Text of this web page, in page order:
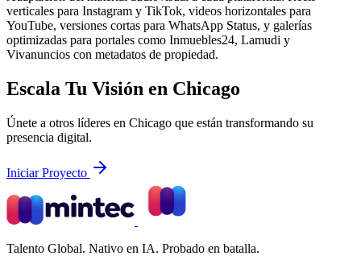
verticales para Instagram y TikTok, videos horizontales para
YouTube, versiones cortas para WhatsApp Status, y galerías
optimizadas para portales como Inmuebles24, Lamudi y
Vivanuncios con metadatos de propiedad.
Escala Tu Visión en Chicago
Únete a otros líderes en Chicago que están transformando su
presencia digital.
Iniciar Proyecto
Talento Global. Nativo en IA. Probado en batalla.